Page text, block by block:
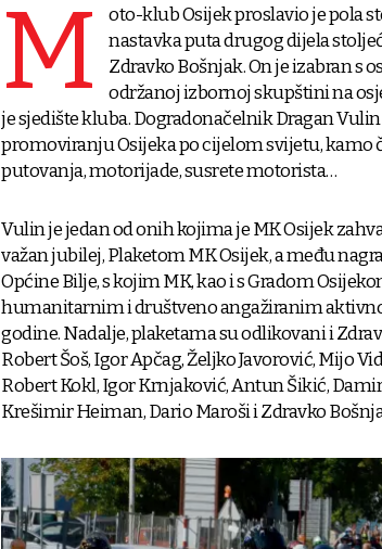
M
oto-klub Osijek proslavio je pola
nastavka puta drugog dijela
Zdravko Bošnjak. On je izabran s
održanoj izbornoj skupštini na
je sjedište kluba. Dogradonačelnik Dragan
promoviranju Osijeka po cijelom svijetu, kamo
putovanja, motorijade, susrete motorista…
Vulin je jedan od onih kojima je MK Osijek
važan jubilej, Plaketom MK Osijek, a među
Općine Bilje, s kojim MK, kao i s Gradom
humanitarnim i društveno angažiranim
godine. Nadalje, plaketama su odlikovani i
Robert Šoš, Igor Apčag, Željko Javorović, Mijo
Robert Kokl, Igor Krnjaković, Antun Šikić,
Krešimir Heiman, Dario Maroši i Zdravko